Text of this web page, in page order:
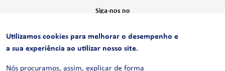
Siga-nos no
CERTIFICAÇÕES
Utilizamos cookies para melhorar o desempenho e
a sua experiência ao utilizar nosso site.
Nós procuramos, assim, explicar de forma